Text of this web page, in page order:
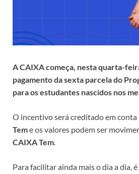
A CAIXA começa, nesta quarta-
pagamento da sexta parcela do
para os estudantes nascidos nos
O incentivo será creditado em conta
Teme os valores podem ser
CAIXA Tem.
Para facilitar ainda mais o dia a dia,